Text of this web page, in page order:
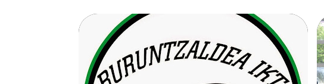
DEIALDIAK-CONVOCATORIAS